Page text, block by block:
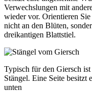
Verwechslungen mit
wieder vor. Orientieren
nicht an den Blüten,
dreikantigen Blattstiel.
Typisch für den Giersch
Stängel. Eine Seite besitzt
unten